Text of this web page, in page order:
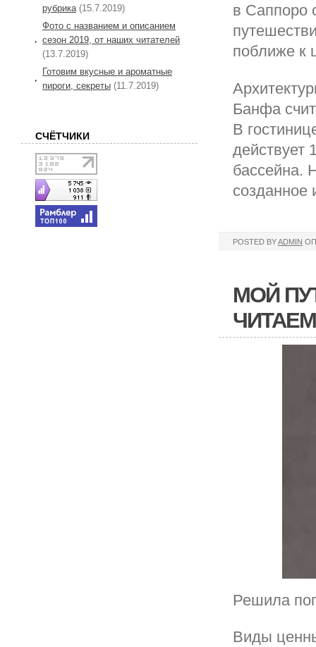
в Саппоро
поближе к
Банфа
В
действует
бассейна.
созданное
POSTED BYADMIN
МОЙ
Решила
Виды
рубрика (15.7.2019)
Фото с названием и описанием
сезон 2019, от наших читателей
(13.7.2019)
Готовим вкусные и ароматные
пироги, секреты (11.7.2019)
СЧЁТЧИКИ